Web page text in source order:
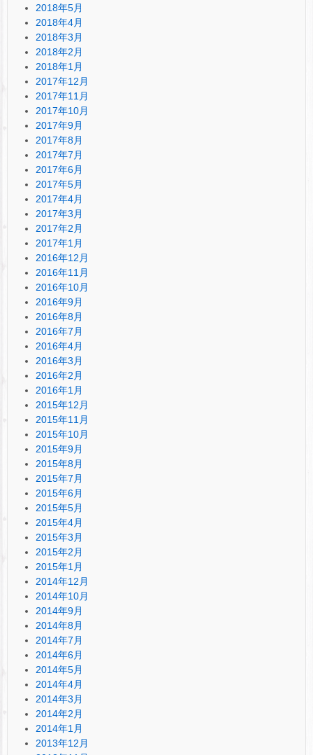
2018年5月
2018年4月
2018年3月
2018年2月
2018年1月
2017年12月
2017年11月
2017年10月
2017年9月
2017年8月
2017年7月
2017年6月
2017年5月
2017年4月
2017年3月
2017年2月
2017年1月
2016年12月
2016年11月
2016年10月
2016年9月
2016年8月
2016年7月
2016年4月
2016年3月
2016年2月
2016年1月
2015年12月
2015年11月
2015年10月
2015年9月
2015年8月
2015年7月
2015年6月
2015年5月
2015年4月
2015年3月
2015年2月
2015年1月
2014年12月
2014年10月
2014年9月
2014年8月
2014年7月
2014年6月
2014年5月
2014年4月
2014年3月
2014年2月
2014年1月
2013年12月